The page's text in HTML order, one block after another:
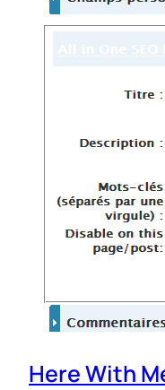
Here With